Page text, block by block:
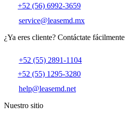
+52 (56) 6992-3659
service@leasemd.mx
¿Ya eres cliente? Contáctate fácilmente
+52 (55) 2891-1104
+52 (55) 1295-3280
help@leasemd.net
Nuestro sitio